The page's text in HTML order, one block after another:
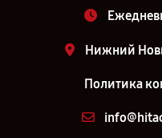
Нижний
Политика